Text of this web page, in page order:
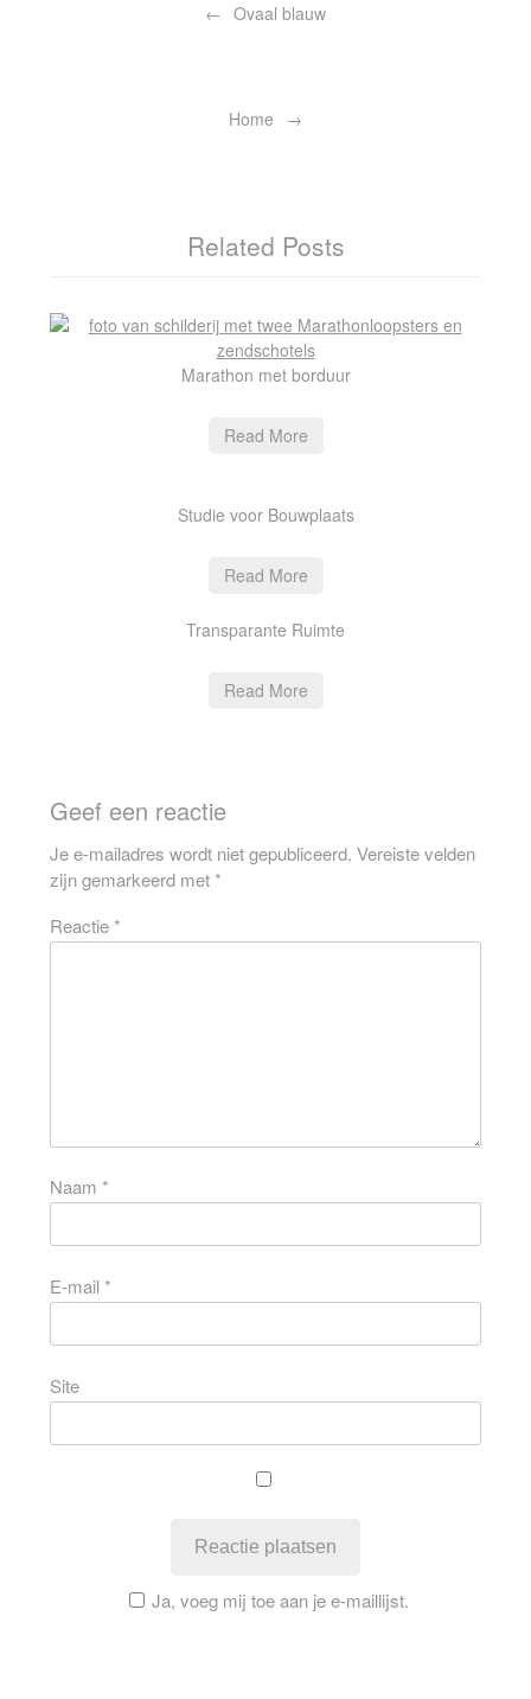
Ovaal blauw
Home
Related Posts
Marathon met borduur
Read More
Studie voor Bouwplaats
Read More
Transparante Ruimte
Read More
Geef een reactie
Je e-mailadres wordt niet gepubliceerd. Vereiste velden
zijn gemarkeerd met*
Reactie*
Naam*
E-mail*
Site
Ja, voeg mij toe aan je e-maillijst.